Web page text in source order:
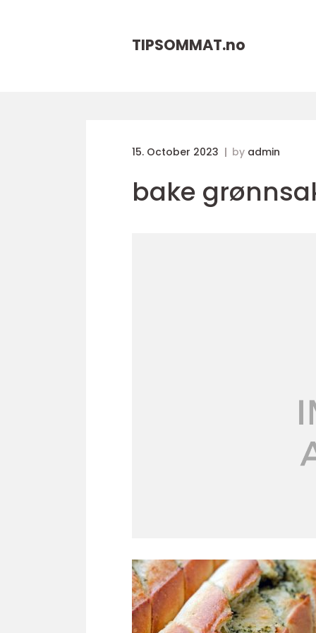
TIPSOMMAT.no
15. October 2023 by admin
bake